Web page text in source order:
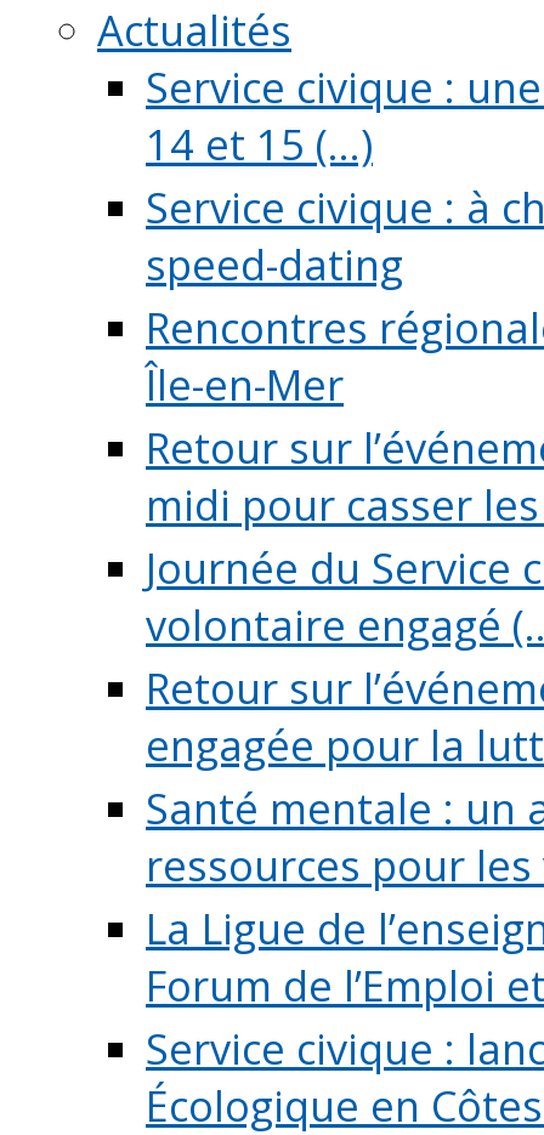
Actualités
Service civique :
14 et 15 (...)
Service civique : à
speed-dating
Rencontres
Île-en-Mer
Retour sur
midi pour casser les
Journée du Service
volontaire engagé
Retour sur
engagée pour la
Santé mentale : un
ressources pour
La Ligue de
Forum de l’Emploi
Service civique :
Écologique en